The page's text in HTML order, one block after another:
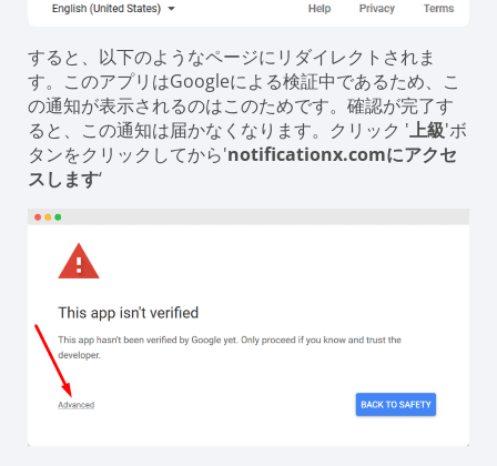
すると、以下のようなページにリダイレクトされま
す。このアプリはGoogleによる検証中であるため、こ
の通知が表示されるのはこのためです。確認が完了す
ると、この通知は届かなくなります。クリック '上級'ボ
タンをクリックしてから'notificationx.comにアクセ
スします‘